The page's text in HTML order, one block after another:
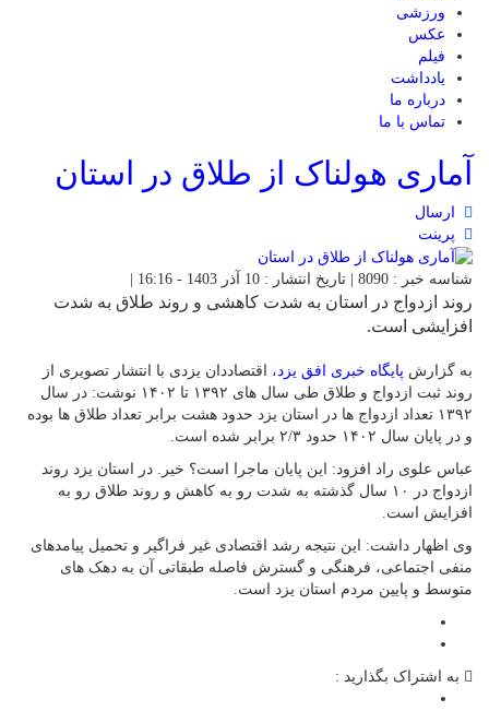
ورزشی
عکس
فیلم
یادداشت
درباره ما
تماس با ما
آماری هولناک از طلاق در استان
ارسال
پرینت
شناسه خبر : 8090 | تاریخ انتشار : 10 آذر 1403 - 16:16 |
روند ازدواج در استان به شدت کاهشی و روند طلاق به شدت
افزایشی است.
به گزارش پایگاه خبری افق یزد ، اقتصاددان یزدی با انتشار تصویری از
روند ثبت ازدواج و طلاق طی سال های ۱۳۹۲ تا ۱۴۰۲ نوشت: در سال
۱۳۹۲ تعداد ازدواج ها در استان یزد حدود هشت برابر تعداد طلاق ها بوده
و در پایان سال ۱۴۰۲ حدود ۲/۳ برابر شده است.
عباس علوی راد افزود: ️این پایان ماجرا است؟ خیر. در استان یزد روند
ازدواج در ۱۰ سال گذشته به شدت رو به کاهش و روند طلاق رو به
افزایش است.
وی اظهار داشت: این‌ نتیجه رشد اقتصادی غیر فراگیر و تحمیل پیامدهای
منفی اجتماعی، فرهنگی و گسترش فاصله طبقاتی آن به دهک های
متوسط و پایین مردم استان یزد است.
به اشتراک بگذارید :